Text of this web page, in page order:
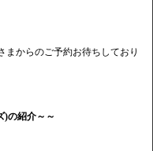
まからのご予約お待ちしており
)の紹介～～